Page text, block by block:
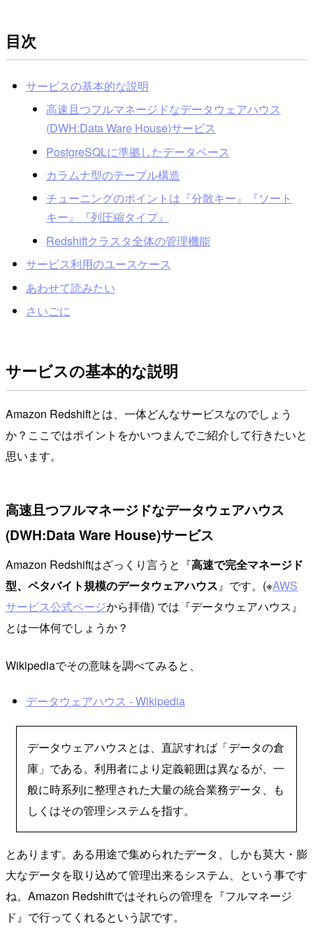
目次
サービスの基本的な説明
高速且つフルマネージドなデータウェアハウス
(DWH:Data Ware House)サービス
PostgreSQLに準拠したデータベース
カラムナ型のテーブル構造
チューニングのポイントは『分散キー』『ソート
キー』『列圧縮タイプ』
Redshiftクラスタ全体の管理機能
サービス利用のユースケース
あわせて読みたい
さいごに
サービスの基本的な説明
Amazon Redshiftとは、一体どんなサービスなのでしょう
か？ここではポイントをかいつまんでご紹介して行きたいと
思います。
高速且つフルマネージドなデータウェアハウス
(DWH:Data Ware House)サービス
Amazon Redshiftはざっくり言うと『高速で完全マネージド
型、ペタバイト規模のデータウェアハウス 』です。(※AWS
サービス公式ページから拝借) では『データウェアハウス』
とは一体何でしょうか？
Wikipediaでその意味を調べてみると、
データウェアハウス - Wikipedia
データウェアハウスとは、直訳すれば「データの倉
庫」である。利用者により定義範囲は異なるが、一
般に時系列に整理された大量の統合業務データ、も
しくはその管理システムを指す。
とあります。ある用途で集められたデータ、しかも莫大・膨
大なデータを取り込めて管理出来るシステム、という事です
ね。Amazon Redshiftではそれらの管理を『フルマネージ
ド』で行ってくれるという訳です。